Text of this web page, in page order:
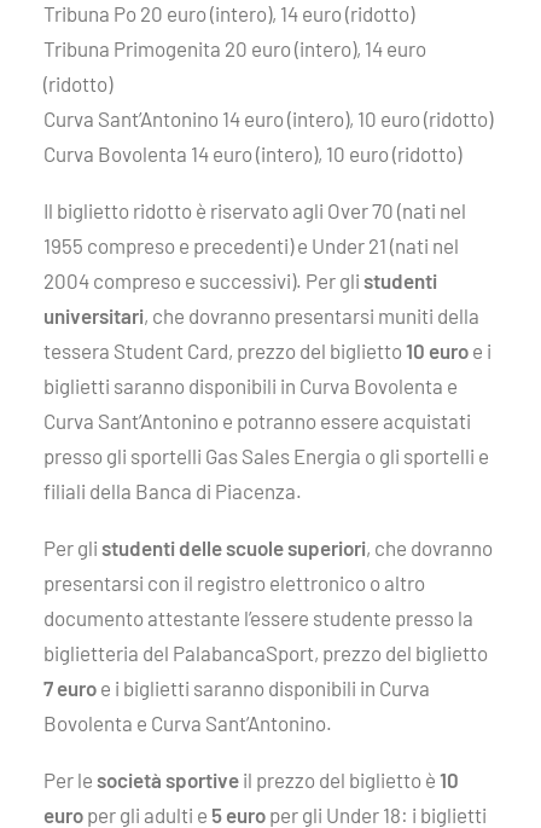
Tribuna Po 20 euro (intero), 14 euro (ridotto)
Tribuna Primogenita 20 euro (intero), 14 euro
(ridotto)
Curva Sant’Antonino 14 euro (intero), 10 euro (ridotto)
Curva Bovolenta 14 euro (intero), 10 euro (ridotto)
Il biglietto ridotto è riservato agli Over 70 (nati nel
1955 compreso e precedenti) e Under 21 (nati nel
2004 compreso e successivi). Per gli studenti
universitari, che dovranno presentarsi muniti della
tessera Student Card, prezzo del biglietto 10 euro e i
biglietti saranno disponibili in Curva Bovolenta e
Curva Sant’Antonino e potranno essere acquistati
presso gli sportelli Gas Sales Energia o gli sportelli e
filiali della Banca di Piacenza.
Per gli studenti delle scuole superiori, che dovranno
presentarsi con il registro elettronico o altro
documento attestante l’essere studente presso la
biglietteria del PalabancaSport, prezzo del biglietto
7 euro e i biglietti saranno disponibili in Curva
Bovolenta e Curva Sant’Antonino.
Per le società sportive il prezzo del biglietto è 10
euro per gli adulti e 5 euro per gli Under 18: i biglietti